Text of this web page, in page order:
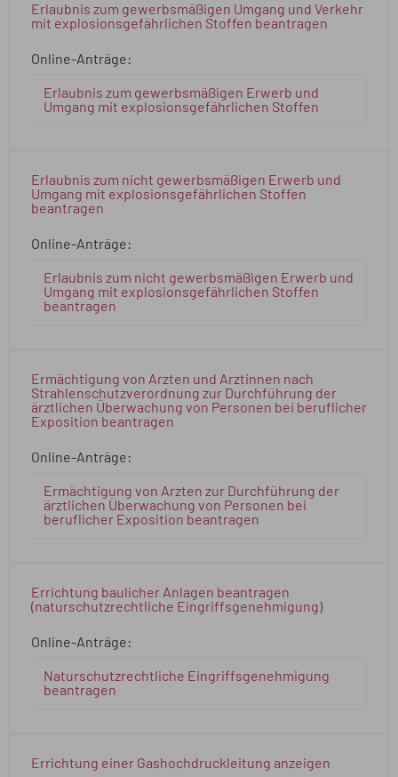
Erlaubnis zum gewerbsmäßigen Umgang und Verkehr
mit explosionsgefährlichen Stoffen beantragen
Online-Anträge:
Erlaubnis zum gewerbsmäßigen Erwerb und
Umgang mit explosionsgefährlichen Stoffen
Erlaubnis zum nicht gewerbsmäßigen Erwerb und
Umgang mit explosionsgefährlichen Stoffen
beantragen
Online-Anträge:
Erlaubnis zum nicht gewerbsmäßigen Erwerb und
Umgang mit explosionsgefährlichen Stoffen
beantragen
Ermächtigung von Ärzten und Ärztinnen nach
Strahlenschutzverordnung zur Durchführung der
ärztlichen Überwachung von Personen bei beruflicher
Exposition beantragen
Online-Anträge:
Ermächtigung von Ärzten zur Durchführung der
ärztlichen Überwachung von Personen bei
beruflicher Exposition beantragen
Errichtung baulicher Anlagen beantragen
(naturschutzrechtliche Eingriffsgenehmigung)
Online-Anträge:
Naturschutzrechtliche Eingriffsgenehmigung
beantragen
Errichtung einer Gashochdruckleitung anzeigen